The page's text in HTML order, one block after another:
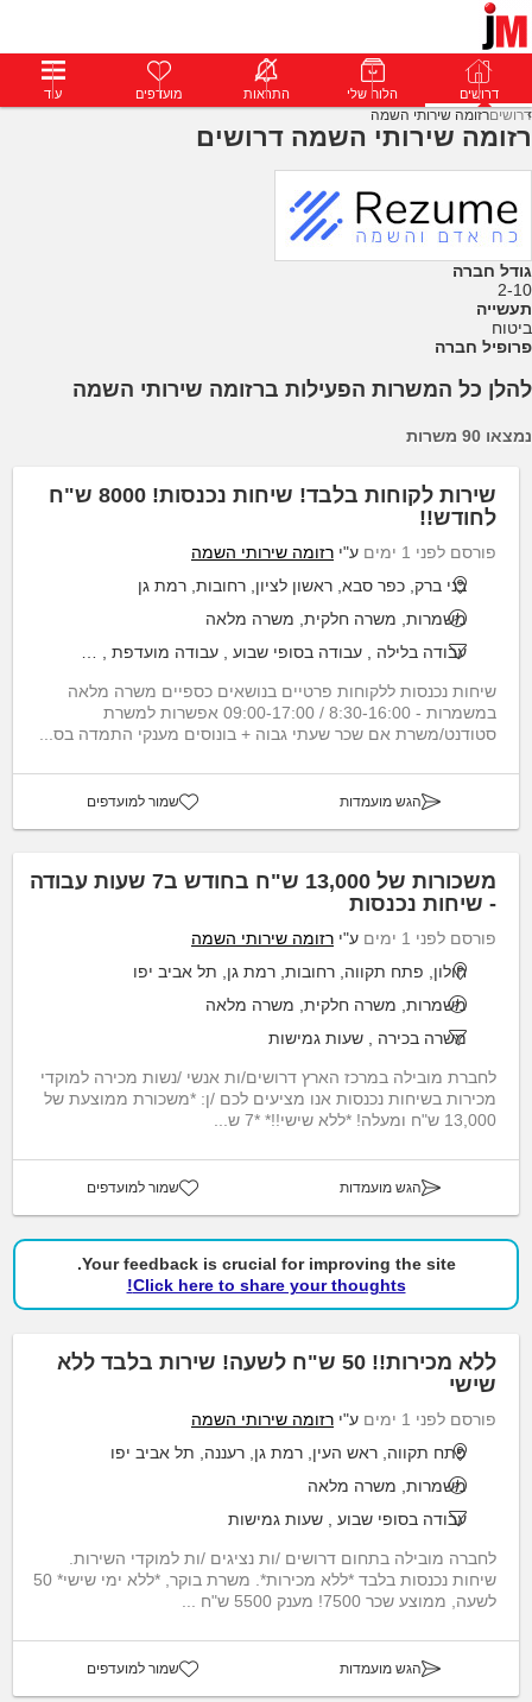
דרושים פרופילים הודעות פרימיום דרושים הלוח שלי התראות מועדפים עוד
דרושיםרזומה שירותי השמה
רזומה שירותי השמה דרושים
גודל חברה
2-10
תעשייה
ביטוח
פרופיל חברה
להלן כל המשרות הפעילות ברזומה שירותי השמה
נמצאו 90 משרות
שירות לקוחות בלבד! שיחות נכנסות! 8000 ש"ח
לחודש!!
פורסם לפני 1 ימים ע"י רזומה שירותי השמה
בני ברק, כפר סבא, ראשון לציון, רחובות, רמת גן
משמרות, משרה חלקית, משרה מלאה
עבודה בלילה
עבודה בסופי שבוע עבודה מועדפת
שיחות נכנסות ללקוחות פרטיים בנושאים כספיים משרה מלאה
במשמרות - 8:30-16:00 / 09:00-17:00 אפשרות למשרת
סטודנט/משרת אם שכר שעתי גבוה + בונוסים מענקי התמדה בס...
הגש מועמדות שמור למועדפים
משכורות של 13,000 ש"ח בחודש ב7 שעות עבודה
- שיחות נכנסות
פורסם לפני 1 ימים ע"י רזומה שירותי השמה
חולון, פתח תקווה, רחובות, רמת גן, תל אביב יפו
משמרות, משרה חלקית, משרה מלאה
משרה בכירה
שעות גמישות
לחברת מובילה במרכז הארץ דרושים/ות אנשי /נשות מכירה למוקדי
מכירות בשיחות נכנסות אנו מציעים לכם /ן: *משכורת ממוצעת של
13,000 ש"ח ומעלה! *ללא שישי!!* *7 ש...
הגש מועמדות שמור למועדפים
Your feedback is crucial for improving the site.
Click here to share your thoughts!
ללא מכירות!! 50 ש"ח לשעה! שירות בלבד ללא
שישי
פורסם לפני 1 ימים ע"י רזומה שירותי השמה
פתח תקווה, ראש העין, רמת גן, רעננה, תל אביב יפו
משמרות, משרה מלאה
עבודה בסופי שבוע
שעות גמישות
לחברה מובילה בתחום דרושים /ות נציגים /ות למוקדי השירות.
שיחות נכנסות בלבד *ללא מכירות*. משרת בוקר, *ללא ימי שישי* 50
לשעה, ממוצע שכר 7500! מענק 5500 ש"ח ...
הגש מועמדות שמור למועדפים